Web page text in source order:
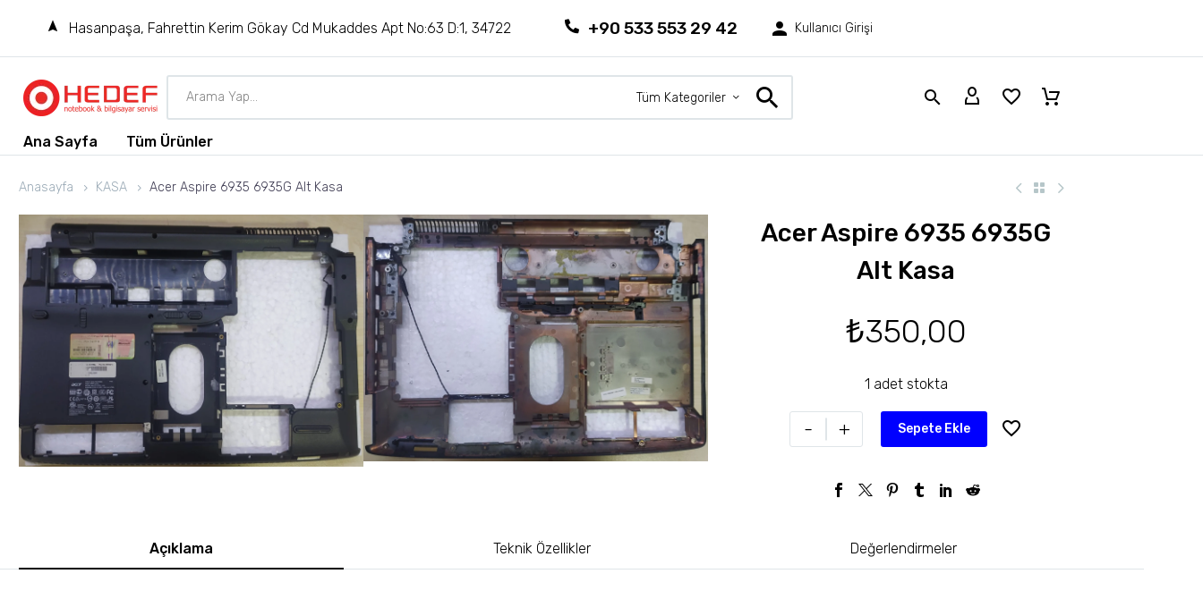
Hasanpaşa, Fahrettin Kerim Gökay Cd Mukaddes Apt No:63 D:1, 34722 +90 533 553 29 42 Kullanıcı Girişi
Tüm Kategoriler
Ana Sayfa Tüm Ürünler
Anasayfa KASA Acer Aspire 6935 6935G Alt Kasa
Acer Aspire 6935 6935G
Alt Kasa
₺350,00
1 adet stokta
- + Sepete Ekle
Açıklama Teknik Özellikler Değerlendirmeler